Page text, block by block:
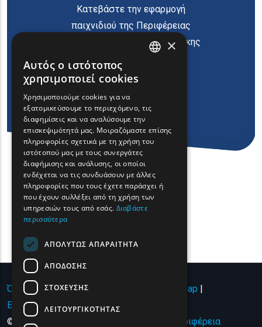
Κατεβάστε την εφαρμογή
παιχνιδιού της Περιφέρειας
Ανατολικής Μακεδονίας Θράκης
Όροι χρήσης | Πολιτική Απορρήτου Sitemap
Επικοινωνία
© Copyright 2024 - All Rights Reserved
Περιφέρεια
FRENCH
BULGARIAN
ROMANIAN
TURKISH
×
Αυτός ο ιστότοπος
χρησιμοποιεί cookies
Χρησιμοποιούμε cookies για να
εξατομικεύσουμε το περιεχόμενο, τις
διαφημίσεις και να αναλύσουμε την
επισκεψιμότητά μας. Μοιραζόμαστε επίσης
πληροφορίες σχετικά με τη χρήση του
ιστότοπού μας με τους συνεργάτες
διαφήμισης και ανάλυσης, οι οποίοι
ενδέχεται να τις συνδυάσουν με άλλες
πληροφορίες που τους έχετε παράσχει ή
που έχουν συλλέξει από τη χρήση των
υπηρεσιών τους από εσάς. Διαβάστε
περισσότερα
ΑΠΟΛΎΤΩΣ ΑΠΑΡΑΊΤΗΤΑ
ΑΠΌΔΟΣΗΣ
ΣΤΌΧΕΥΣΗΣ
ΛΕΙΤΟΥΡΓΙΚΌΤΗΤΑΣ